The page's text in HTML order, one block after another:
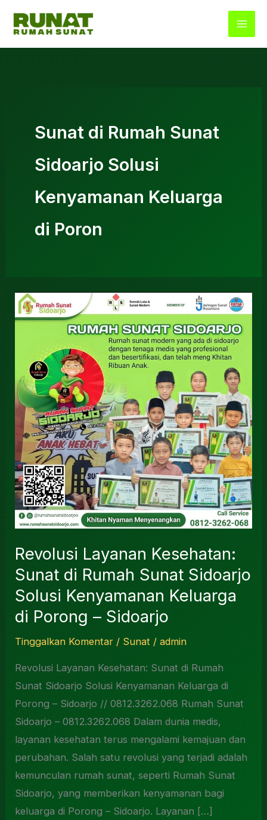
Sunat di Rumah Sunat
Sidoarjo Solusi
Kenyamanan Keluarga
di Poron
Revolusi Layanan Kesehatan:
Sunat di Rumah Sunat Sidoarjo
Solusi Kenyamanan Keluarga
di Porong – Sidoarjo
Tinggalkan Komentar / Sunat /admin
Revolusi Layanan Kesehatan: Sunat di Rumah
Sunat Sidoarjo Solusi Kenyamanan Keluarga di
Porong – Sidoarjo // 0812.3262.068 Rumah Sunat
Sidoarjo – 0812.3262.068 Dalam dunia medis,
layanan kesehatan terus mengalami kemajuan dan
perubahan. Salah satu revolusi yang terjadi adalah
kemunculan rumah sunat, seperti Rumah Sunat
Sidoarjo, yang memberikan kenyamanan bagi
keluarga di Porong – Sidoarjo. Layanan […]
Revolusi
Layanan
Sunat
Rumah
Sunat
Sidoarjo
Solusi
Kenyamanan
Keluarga
di
Porong
Sidoarjo